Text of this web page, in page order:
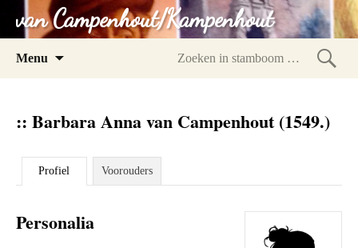
van Campenhout/Kampenhout
Menu
:: Barbara Anna van Campenhout (1549.)
Profiel Voorouders
Personalia